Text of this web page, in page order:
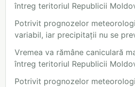
întreg teritoriul Republicii
Potrivit prognozelor
variabil, iar precipitații nu se
Vremea va rămâne caniculară
întreg teritoriul Republicii
Potrivit prognozelor